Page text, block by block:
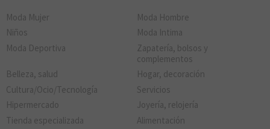
Moda Mujer
Moda Hombre
Niños
Moda Intima
Moda Deportiva
Zapatería, bolsos y
complementos
Belleza, salud
Hogar, decoración
Cultura/Ocio/Tecnología
Servicios
Hipermercado
Joyería, relojería
Tienda especializada
Alimentación